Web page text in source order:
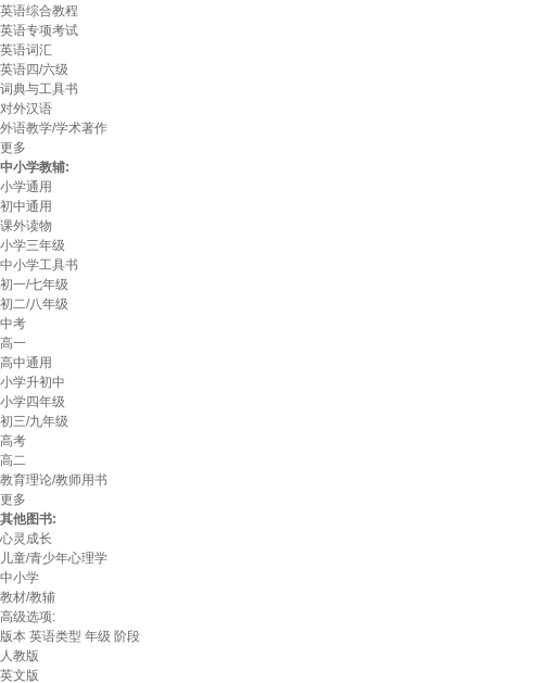
英语综合教程
英语专项考试
英语词汇
英语四/六级
词典与工具书
对外汉语
外语教学/学术著作
更多
中小学教辅:
小学通用
初中通用
课外读物
小学三年级
中小学工具书
初一/七年级
初二/八年级
中考
高一
高中通用
小学升初中
小学四年级
初三/九年级
高考
高二
教育理论/教师用书
更多
其他图书:
心灵成长
儿童/青少年心理学
中小学
教材/教辅
高级选项:
版本 英语类型 年级 阶段
人教版
英文版